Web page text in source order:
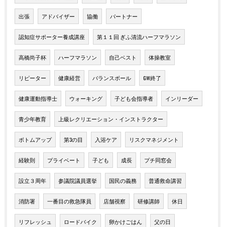
出張 アドバイザー 協働 パートナー
認知症サポーター養成講座 第１１回 ぎふ清流ハーフマラソン
高橋尚子杯 ハーフマラソン 自己ベスト 体操教室
リピーター 健康経営 バランスボール GW終了
健康運動指導士 ウォーキング 子ども会指導者 インリーダー
青少年教育 上級レクリエーション・インストラクター
ボトムアップ 第3の目 入浴ケア リスクマネジメント
経験則 プライベート 子ども 成長 プチ同窓会
設立３周年 参議院議員選挙 国民の義務 普通救命講習
消防署 一番目の救急隊員 店舗視察 研修講師 休日
リフレッシュ ロードバイク 卵かけごはん 父の日